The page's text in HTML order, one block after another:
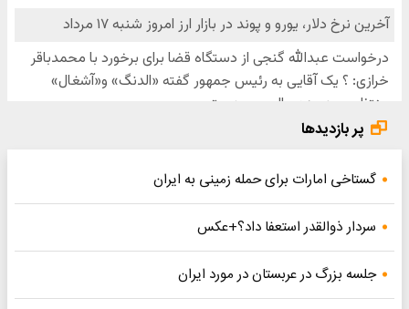
پر بازدیدها
گستاخی امارات برای حمله زمینی به ایران
سردار ذوالقدر استعفا داد؟+عکس
جلسه بزرگ در عربستان در مورد ایران